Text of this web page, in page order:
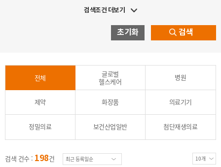
가능자
전체 무관 연령제한 20대 이하 30대
검색조건 더보기
초기화 검색
전체
글로벌
헬스케어
병원
제약 화장품 의료기기
정밀의료 보건산업일반 첨단재생의료
검색 건수 : 198건